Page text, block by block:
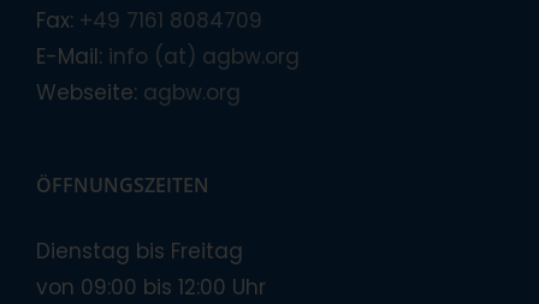
Fax: +49 7161 8084709
E-Mail: info (at) agbw.org
Webseite: agbw.org
ÖFFNUNGSZEITEN
Dienstag bis Freitag
von 09:00 bis 12:00 Uhr